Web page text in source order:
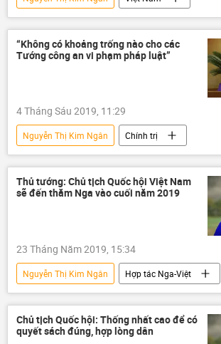
Chính trị
Trung Quốc hợp tác
“Không có khoảng trống nào cho các
Tướng công an vi phạm pháp luật”
4 Tháng Sáu 2019, 11:29
Nguyễn Thị Kim Ngân
Chính trị
Việt Nam
Tô Lâm
Lê Thanh Vân
kỷ luật
Thủ tướng: Chủ tịch Quốc hội Việt Nam
sẽ đến thăm Nga vào cuối năm 2019
23 Tháng Năm 2019, 15:34
Nguyễn Thị Kim Ngân
Hợp tác Nga-Việt
Nguyễn Xuân Phúc
Liên bang Nga
Duma Quốc gia Nga
Vyacheslav Volodin
Quốc hội Việt Nam
Chủ tịch Quốc hội: Thống nhất cao để có
quyết sách đúng, hợp lòng dân